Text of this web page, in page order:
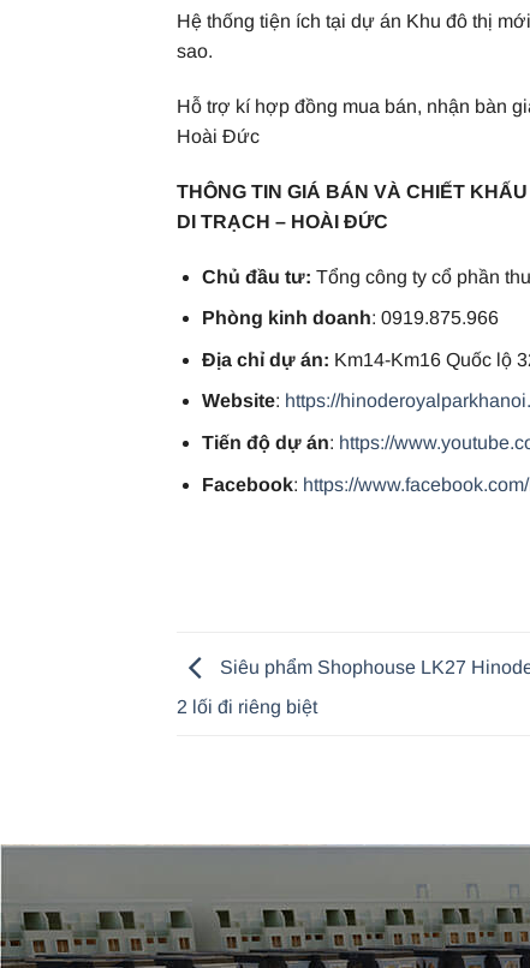
Hệ thống tiện ích tại dự án Khu đô thị
sao.
Hỗ trợ kí hợp đồng mua bán, nhận bàn
Hoài Đức
THÔNG TIN GIÁ BÁN VÀ CHIẾT
DI TRẠCH – HOÀI ĐỨC
Chủ đầu tư: Tổng công ty cổ phần
Phòng kinh doanh: 0919.875.966
Địa chỉ dự án: Km14-Km16 Quốc lộ
Website: https://
Tiến độ dự án: https://
Facebook: https://
Siêu phẩm Shophouse LK27
2 lối đi riêng biệt